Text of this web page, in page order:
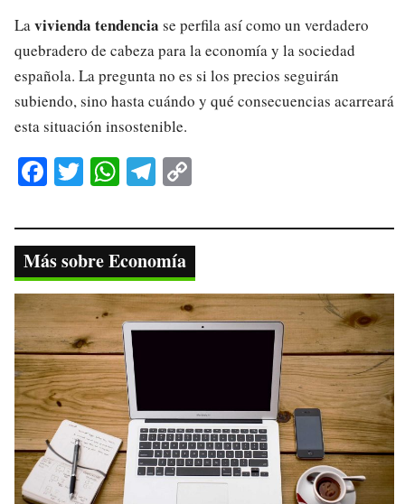
Lavivienda tendencia se perfila así como un verdadero
quebradero de cabeza para la economía y la sociedad
española. La pregunta no es si los precios seguirán
subiendo, sino hasta cuándo y qué consecuencias acarreará
esta situación insostenible.
Fa
bo
ok
T
tte
r
W
ts
A
pp
Te
gr
a
m
y
Li
nk
Más sobre Economía